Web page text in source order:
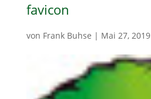
favicon
von Frank Buhse | Mai 27, 2019